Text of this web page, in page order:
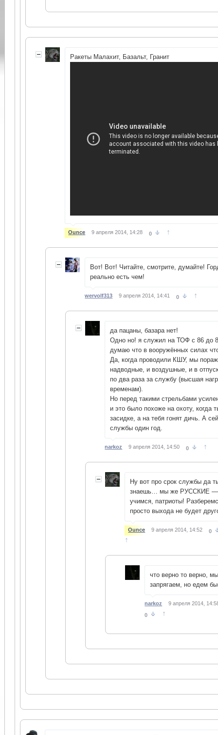
Ракеты Малахит, Базальт, Гранит
Ounce 9 апреля 2014, 14:28 0 ↑
Вот! Вот! Читайте, смотрите, думайте!
реально есть чем!
wervolf313 9 апреля 2014, 14:41 0 ↑
да пацаны, базара нет!
Одно но! я служил на ТОФ с 86 до
думаю что в вооружённых силах
Да, когда проводили КШУ, мы
надводные, и воздушные, и в
по два раза за службу (высшая
временам).
Но перед такими стрельбами
и это было похоже на охоту, когда
засидке, а на тебя гонят дичь. А
службы один год.
narkoz 9 апреля 2014, 14:50 0 ↑
Ну вот про срок службы да
знаешь… мы же РУССКИЕ —
учимся, патриоты!
просто выхода не будет
Ounce 9 апреля 2014, 14:52 0
↑
что верно то верно,
запрягаем, но едем
narkoz
9 апреля 2014,
0
↑